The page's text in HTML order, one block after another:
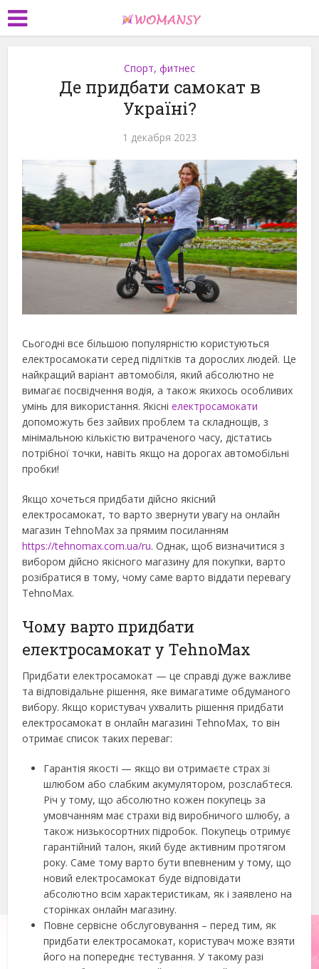
Спорт, фитнес
Де придбати самокат в
Україні?
1 декабря 2023
Сьогодні все більшою популярністю користуються
електросамокати серед підлітків та дорослих людей. Це
найкращий варіант автомобіля, який абсолютно не
вимагає посвідчення водія, а також якихось особливих
умінь для використання.Якісніелектросамокати
допоможуть без зайвих проблем та складнощів, з
мінімальною кількістю витраченого часу, дістатись
потрібної точки, навіть якщо на дорогах автомобільні
пробки!
Якщо хочеться придбати дійсно якісний
електросамокат, то варто звернути увагу на онлайн
магазин TehnoMax за прямим посиланням
https://tehnomax.com.ua/ru. Однак, щоб визначитися з
вибором дійсно якісного магазину для покупки, варто
розібратися в тому, чому саме варто віддати перевагу
TehnoMax.
Чому варто придбати
електросамокат у TehnoMax
Придбати електросамокат — це справді дуже важливе
та відповідальне рішення, яке вимагатиме обдуманого
вибору. Якщо користувач ухвалить рішення придбати
електросамокат в онлайн магазині TehnoMax, то він
отримає список таких переваг:
Гарантія якості — якщо ви отримаєте страх зі
шлюбом або слабким акумулятором, розслабтеся.
Річ у тому, що абсолютно кожен покупець за
умовчанням має страхи від виробничого шлюбу, а
також низькосортних підробок. Покупець отримує
гарантійний талон, який буде активним протягом
року. Саме тому варто бути впевненим у тому, що
новий електросамокат буде відповідати
абсолютно всім характеристикам, як і заявлено на
сторінках онлайн магазину.
Повне сервісне обслуговування – перед тим, як
придбати електросамокат, користувач може взяти
його на попереднє тестування. У такому разі